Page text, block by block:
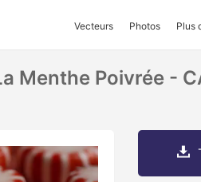
Vecteurs Photos Plus
Menthe Poivrée -